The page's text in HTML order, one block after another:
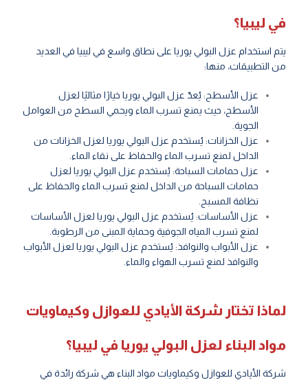
في ليبيا؟
يتم استخدام عزل البولي يوريا على نطاق واسع في ليبيا في العديد
من التطبيقات، منها:
عزل الأسطح: يُعدّ عزل البولي يوريا خيارًا مثاليًا لعزل
الأسطح، حيث يمنع تسرب الماء ويحمي السطح من العوامل
الجوية.
عزل الخزانات: يُستخدم عزل البولي يوريا لعزل الخزانات من
الداخل لمنع تسرب الماء والحفاظ على نقاء الماء.
عزل حمامات السباحة: يُستخدم عزل البولي يوريا لعزل
حمامات السباحة من الداخل لمنع تسرب الماء والحفاظ على
نظافة المسبح.
عزل الأساسات: يُستخدم عزل البولي يوريا لعزل الأساسات
لمنع تسرب المياه الجوفية وحماية المبنى من الرطوبة.
عزل الأبواب والنوافذ: يُستخدم عزل البولي يوريا لعزل الأبواب
والنوافذ لمنع تسرب الهواء والماء.
لماذا تختار شركة الأيادي للعوازل وكيماويات
مواد البناء لعزل البولي يوريا في ليبيا؟
شركة الأيادي للعوازل وكيماويات مواد البناء هي شركة رائدة في